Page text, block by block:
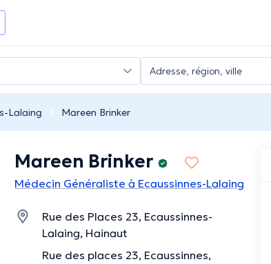
Lalaing Mareen Brinker
Mareen Brinker
Médecin Généraliste à Ecaussinnes-Lalaing
Rue des Places 23, Ecaussinnes-
Lalaing, Hainaut
Rue des places 23, Ecaussinnes,